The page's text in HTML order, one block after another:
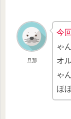
旦那
今
ゃ
オ
ゃ
ほ